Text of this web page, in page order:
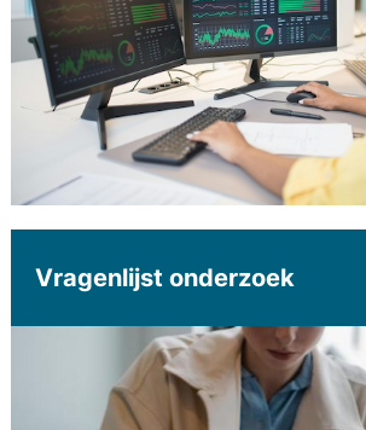
Vragenlijst onderzoek